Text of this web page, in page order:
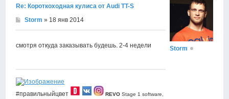
Re: Короткоходная кулиса от Audi TT-S
Storm » 18 янв 2014
смотря откуда заказывать будешь. 2-4 недели
#правильныйцвет REVO Stage 1 software,
Storm